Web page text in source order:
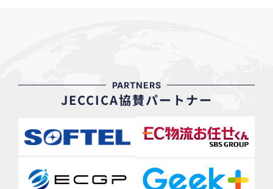
PARTNERS
JECCICA協賛パートナー